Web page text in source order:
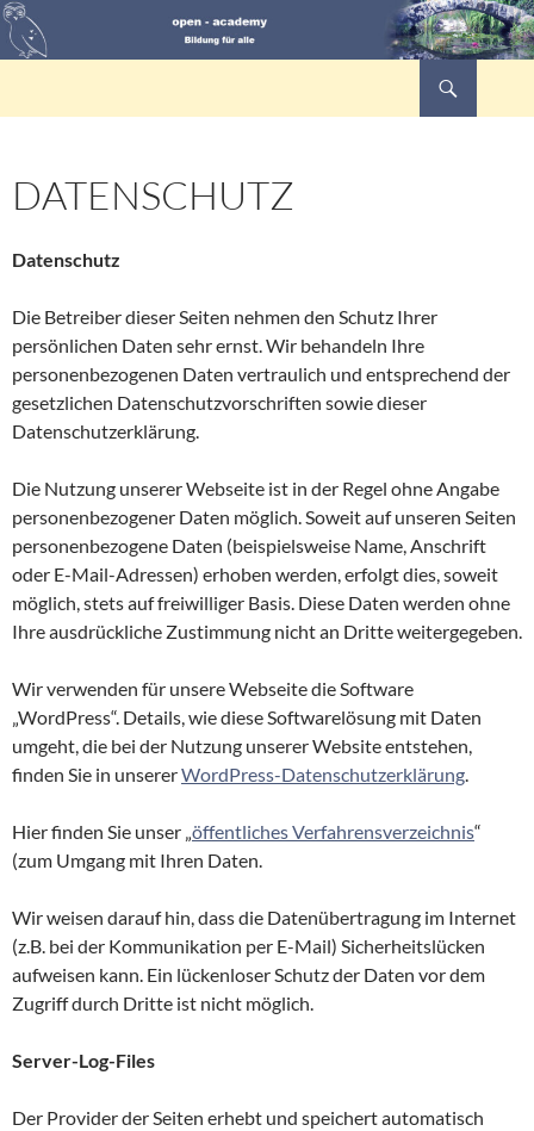
Zum
Inhalt
DATENSCHUTZ
Datenschutz
Die Betreiber dieser Seiten nehmen den Schutz Ihrer
persönlichen Daten sehr ernst. Wir behandeln Ihre
personenbezogenen Daten vertraulich und entsprechend der
gesetzlichen Datenschutzvorschriften sowie dieser
Datenschutzerklärung.
Die Nutzung unserer Webseite ist in der Regel ohne Angabe
personenbezogener Daten möglich. Soweit auf unseren Seiten
personenbezogene Daten (beispielsweise Name, Anschrift
oder E-Mail-Adressen) erhoben werden, erfolgt dies, soweit
möglich, stets auf freiwilliger Basis. Diese Daten werden ohne
Ihre ausdrückliche Zustimmung nicht an Dritte weitergegeben.
Wir verwenden für unsere Webseite die Software
„WordPress“. Details, wie diese Softwarelösung mit Daten
umgeht, die bei der Nutzung unserer Website entstehen,
finden Sie in unsererWordPress-Datenschutzerklärung
Hier finden Sie unser „ öffentliches Verfahrensverzeichnis“
(zum Umgang mit Ihren Daten.
Wir weisen darauf hin, dass die Datenübertragung im Internet
(z.B. bei der Kommunikation per E-Mail) Sicherheitslücken
aufweisen kann. Ein lückenloser Schutz der Daten vor dem
Zugriff durch Dritte ist nicht möglich.
Server-Log-Files
Der Provider der Seiten erhebt und speichert automatisch